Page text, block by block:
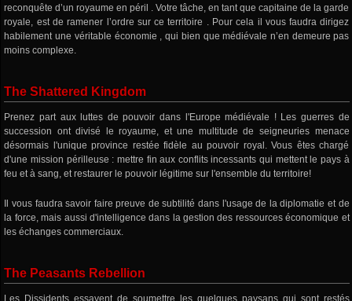
reconquête d’un royaume en péril . Votre tâche, en tant que capitaine de la garde
royale, est de ramener l’ordre sur ce territoire . Pour cela il vous faudra dirigez
habilement une véritable économie , qui bien que médiévale n’en demeure pas
moins complexe.
The Shattered Kingdom
Prenez part aux luttes de pouvoir dans l'Europe médiévale ! Les guerres de
succession ont divisé le royaume, et une multitude de seigneuries menace
désormais l'unique province restée fidèle au pouvoir royal. Vous êtes chargé
d'une mission périlleuse : mettre fin aux conflits incessants qui mettent le pays à
feu et à sang, et restaurer le pouvoir légitime sur l'ensemble du territoire!
Il vous faudra savoir faire preuve de subtilité dans l'usage de la diplomatie et de
la force, mais aussi d'intelligence dans la gestion des ressources économique et
les échanges commerciaux.
The Peasants Rebellion
Les Dissidents essayent de soumettre les quelques paysans qui sont restés